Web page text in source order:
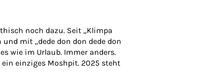
noch dazu. Seit „Klimpa
mit „dede don don dede don
wie im Urlaub. Immer anders.
ein einziges Moshpit. 2025 steht